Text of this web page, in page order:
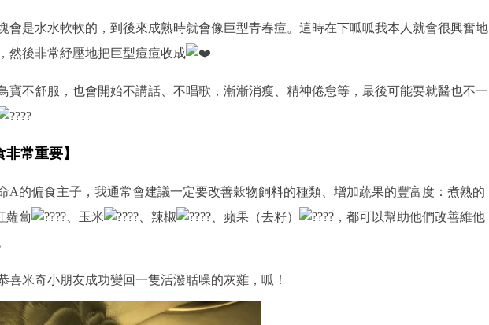
會是水水軟軟的，到後來成熟時就會像巨型青春痘。這時在下呱呱我本人就會很興奮地
然後非常紓壓地把巨型痘痘收成
寶不舒服，也會開始不講話、不唱歌，漸漸消瘦、精神倦怠等，最後可能要就醫也不一
非常重要】
A的偏食主子，我通常會建議一定要改善穀物飼料的種類、增加蔬果的豐富度：煮熟的
蘿蔔 、玉米 、辣椒 、蘋果（去籽）
，都可以幫助他們改善維他
喜米奇小朋友成功變回一隻活潑聒噪的灰雞，呱！